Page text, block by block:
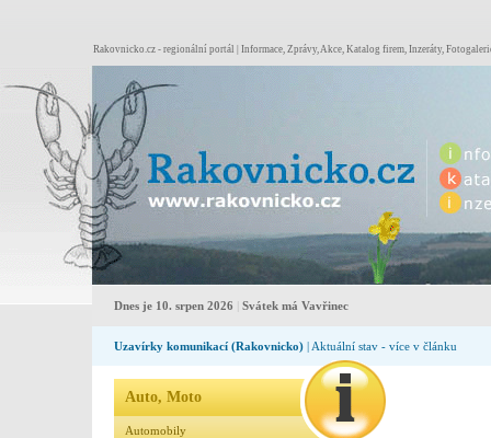
Rakovnicko.cz - regionální portál | Informace, Zprávy, Akce, Katalog firem, Inzeráty,
Dnes je 10. srpen 2026 Svátek má Vavřinec
Uzavírky komunikací (Rakovnicko) | Aktuální stav - více v článku
Auto, Moto
Automobily